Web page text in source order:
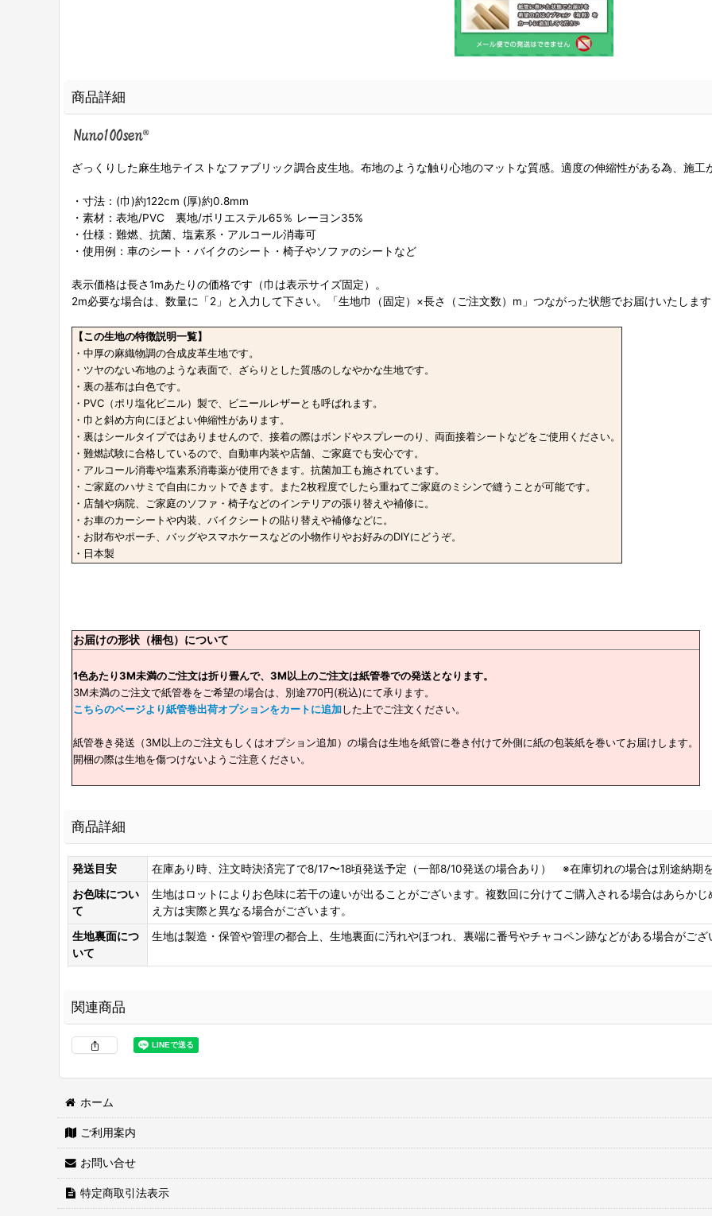
商品詳細
ざっくりした麻生地テイストなファブリック調合皮生地。布地のような触り心地のマットな質感。適度の伸縮性がある為、施工
・寸法：(巾)約122cm (厚)約0.8mm
・素材：表地/PVC 裏地/ポリエステル65％ レーヨン35%
・仕様：難燃、抗菌、塩素系・アルコール消毒可
・使用例：車のシート・バイクのシート・椅子やソファのシートなど
表示価格は長さ1mあたりの価格です（巾は表示サイズ固定）。
2m必要な場合は、数量に「2」と入力して下さい。「生地巾（固定）×長さ（ご注文数）m」つながった状態でお届けいたします
【この生地の特徴説明一覧】
・中厚の麻織物調の合成皮革生地です。
・ツヤのない布地のような表面で、ざらりとした質感のしなやかな生地です。
・裏の基布は白色です。
・PVC（ポリ塩化ビニル）製で、ビニールレザーとも呼ばれます。
・巾と斜め方向にほどよい伸縮性があります。
・裏はシールタイプではありませんので、接着の際はボンドやスプレーのり、両面接着シートなどをご使用ください。
・難燃試験に合格しているので、自動車内装や店舗、ご家庭でも安心です。
・アルコール消毒や塩素系消毒薬が使用できます。抗菌加工も施されています。
・ご家庭のハサミで自由にカットできます。また2枚程度でしたら重ねてご家庭のミシンで縫うことが可能です。
・店舗や病院、ご家庭のソファ・椅子などのインテリアの張り替えや補修に。
・お車のカーシートや内装、バイクシートの貼り替えや補修などに。
・お財布やポーチ、バッグやスマホケースなどの小物作りやお好みのDIYにどうぞ。
・日本製
お届けの形状（梱包）について
1色あたり3M未満のご注文は折り畳んで、3M以上のご注文は紙管巻での発送となります。
3M未満のご注文で紙管巻をご希望の場合は、別途770円(税込)にて承ります。
こちらのページより紙管巻出荷オプションをカートに追加した上でご注文ください。
紙管巻き発送（3M以上のご注文もしくはオプション追加）の場合は生地を紙管に巻き付けて外側に紙の包装紙を巻いてお届けします。
開梱の際は生地を傷つけないようご注意ください。
商品詳細
発送目安
在庫あり時、注文時決済完了で8/17〜18頃発送予定（一部8/10発送の場合あり） ※在庫切れの場合は別途納期
お色味につい
て
生地はロットによりお色味に若干の違いが出ることがございます。複数回に分けてご購入される場合はあらか
え方は実際と異なる場合がございます。
生地裏面につ
いて
生地は製造・保管や管理の都合上、生地裏面に汚れやほつれ、裏端に番号やチャコペン跡などがある場合がござ
関連商品
2,460円(税込)
ホーム
ご利用案内
お問い合せ
特定商取引法表示